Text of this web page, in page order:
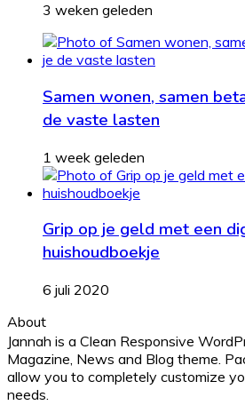
3 weken geleden
Samen wonen, samen
de vaste lasten
1 week geleden
Grip op je geld met een
huishoudboekje
6 juli 2020
About
Jannah is a Clean Responsive
Magazine, News and Blog theme.
allow you to completely customize
needs.